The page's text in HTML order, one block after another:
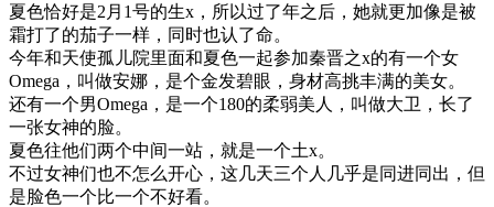
夏色恰好是2月1号的生x，所以过了年之后，她就更加像是被
霜打了的茄子一样，同时也认了命。
今年和天使孤儿院里面和夏色一起参加秦晋之x的有一个女
Omega，叫做安娜，是个金发碧眼，身材高挑丰满的美女。
还有一个男Omega，是一个180的柔弱美人，叫做大卫，长了
一张女神的脸。
夏色往他们两个中间一站，就是一个土x。
不过女神们也不怎么开心，这几天三个人几乎是同进同出，但
是脸色一个比一个不好看。